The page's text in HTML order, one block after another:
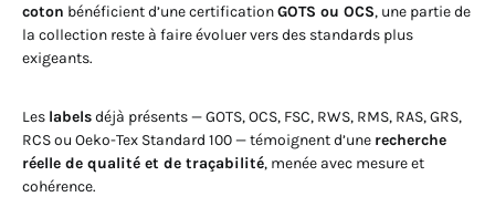
coton bénéficient d’une certificationGOTS ou OCS, une partie de
la collection reste à faire évoluer vers des standards plus
exigeants.
Les labelsdéjà présents — GOTS, OCS, FSC, RWS, RMS, RAS, GRS,
RCS ou Oeko-Tex Standard 100 — témoignent d’une recherche
réelle de qualité et de traçabilité, menée avec mesure et
cohérence.